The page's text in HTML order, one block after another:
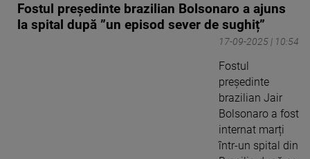
Fostul președinte brazilian Bolsonaro a ajuns
la spital după ”un episod sever de sughiț”
17-09-2025 | 10:54
Fostul
preşedinte
brazilian Jair
Bolsonaro a fost
internat marți
într-un spital din